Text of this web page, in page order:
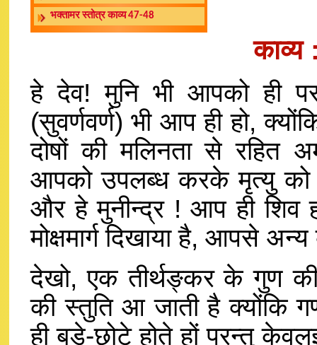
भक्तामर स्तोत्र काव्य 47-48
काव्य
हे देव! मुनि भी आपको ही
(सुवर्णवर्ण) भी आप ही हो,
दोषों की मलिनता से रहित
आपको उपलब्ध करके मृत्यु को
और हे मुनीन्द्र ! आप ही शिव
मोक्षमार्ग दिखाया है, आपसे अन्य
देखो, एक तीर्थङ्कर के गुण की
की स्तुति आ जाती है क्योंकि
ही बड़े-छोटे होते हों परन्तु